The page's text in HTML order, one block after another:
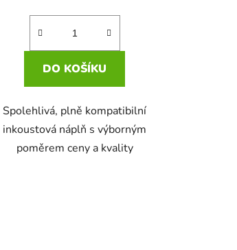
DO KOŠÍKU
Spolehlivá, plně kompatibilní
inkoustová náplň s výborným
poměrem ceny a kvality